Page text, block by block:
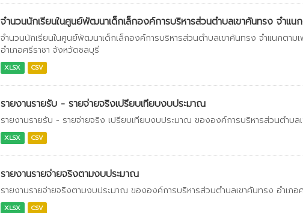
จำนวนนักเรียนในศูนย์พัฒนาเด็กเล็กองค์การบริหารส่วนตำบลเขาคันทรง จำแน
จำนวนนักเรียนในศูนย์พัฒนาเด็กเล็กองค์การบริหารส่วนตำบลเขาคันทรง จำแนกตา
อำเภอศรีราชา จังหวัดชลบุรี
XLSX CSV
รายงานรายรับ - รายจ่ายจริงเปรียบเทียบงบประมาณ
รายงานรายรับ - รายจ่ายจริง เปรียบเทียบงบประมาณ ขององค์การบริหารส่วนตำบล
XLSX CSV
รายงานรายจ่ายจริงตามงบประมาณ
รายงานรายจ่ายจริงตามงบประมาณ ขององค์การบริหารส่วนตำบลเขาคันทรง อำเภอ
XLSX CSV